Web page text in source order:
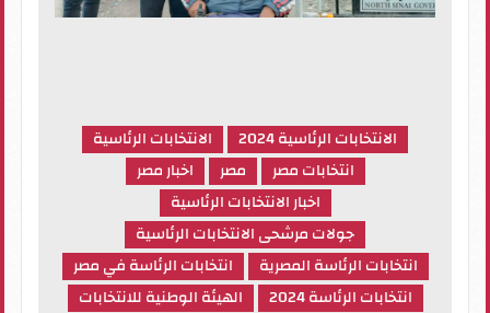
الانتخابات الرئاسية 2024
الانتخابات الرئاسية
انتخابات مصر
مصر
اخبار مصر
اخبار الانتخابات الرئاسية
جولات مرشحى الانتخابات الرئاسية
انتخابات الرئاسة المصرية
انتخابات الرئاسة في مصر
انتخابات الرئاسة 2024
الهيئة الوطنية للانتخابات